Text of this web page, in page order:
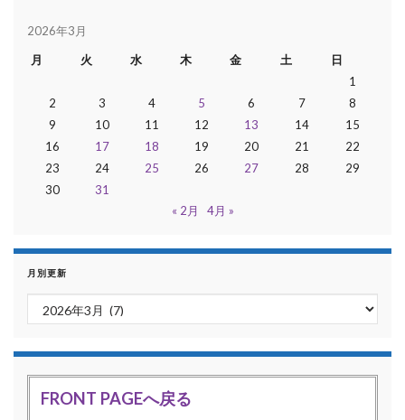
2026年3月
月
火 水 木 金 土
日
1
2
3 4 5 6 7
8
9
10 11 12 13 14
15
16
17 18 19 20 21
22
23
24 25 26 27 28
29
30
31
« 2月
4月 »
月別更新
月別更新
FRONT PAGEへ戻る